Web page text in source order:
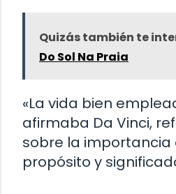
Quizás también te
Do Sol Na Praia
«La vida bien
afirmaba Da Vinci,
sobre la importancia
propósito y